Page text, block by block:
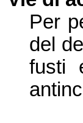
Per
del
fusti